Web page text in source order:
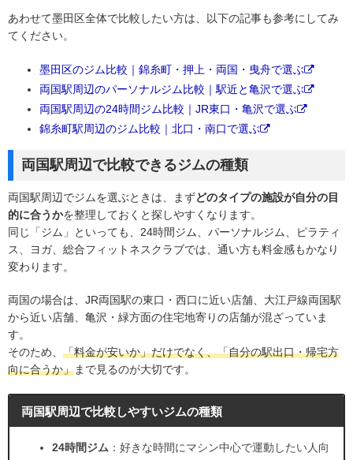
あわせて墨田区全体で比較したい方は、以下の記事も参考にしてみ
てください。
墨田区のジム比較｜錦糸町・押上・両国・曳舟で選ぶ
両国駅周辺のパーソナルジム比較｜駅近と亀沢で選ぶ
両国駅周辺の24時間ジム比較｜JR東口・亀沢で選ぶ
錦糸町駅周辺のジム比較｜北口・南口で選ぶ
両国駅周辺で比較できるジムの種類
両国駅周辺でジムを選ぶときは、まずどのタイプの施設が自分の目
的に合うかを整理しておくと探しやすくなります。
同じ「ジム」といっても、24時間ジム、パーソナルジム、ピラティ
ス、ヨガ、総合フィットネスクラブでは、通い方も料金感もかなり
変わります。
両国の場合は、JR両国駅の東口・西口に近い店舗、大江戸線両国駅
から近い店舗、亀沢・緑方面の住宅地寄りの店舗が混ざっていま
す。
そのため、 「料金が安いか」だけでなく、「自分の駅出口・帰宅方
向に合うか」まで見るのが大切です。
両国駅周辺で比較しやすいジムの種類
24時間ジム ：好きな時間にマシン中心で運動したい人向